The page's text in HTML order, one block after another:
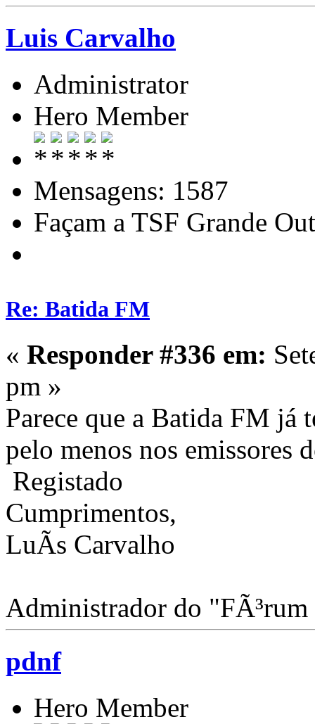
Luis Carvalho
Administrator
Hero Member
Mensagens: 1587
Façam a TSF Grande
Re: Batida FM
« Responder #336 em:
pm »
Parece que a Batida FM
pelo menos nos emissores
Registado
Cumprimentos,
LuÃ­s Carvalho
Administrador do
pdnf
Hero Member